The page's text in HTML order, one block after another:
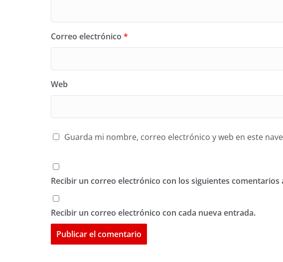
Correo electrónico *
Web
Guarda mi nombre, correo electrónico y web en este
Recibir un correo electrónico con los siguientes comentarios
Recibir un correo electrónico con cada nueva entrada.